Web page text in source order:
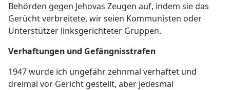
Behörden gegen Jehovas Zeugen auf, indem sie das
Gerücht verbreitete, wir seien Kommunisten oder
Unterstützer linksgerichteter Gruppen.
Verhaftungen und Gefängnisstrafen
1947 wurde ich ungefähr zehnmal verhaftet und
dreimal vor Gericht gestellt, aber jedesmal